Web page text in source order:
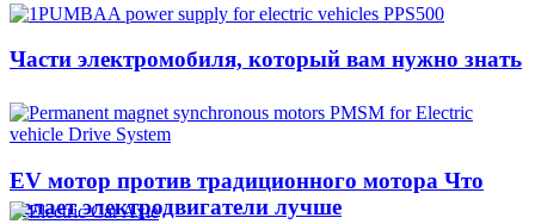
Части электромобиля, который вам нужно знать
EV мотор против традиционного мотора Что
делает электродвигатели лучше